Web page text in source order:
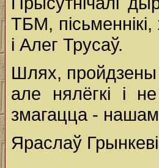
ТБМ,
і Алег Трусаў.
Шлях, пройдзены
але нялёгкі і
змагацца -
Яраслаў